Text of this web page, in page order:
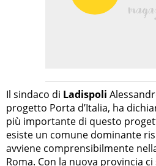
Il sindaco di Ladispoli
progetto Porta d’Italia, ha
più importante di questo
esiste un comune dominante
avviene comprensibilmente
Roma. Con la nuova provincia